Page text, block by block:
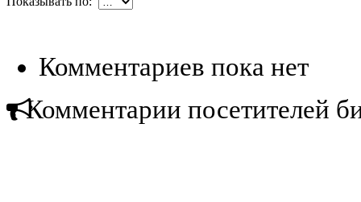
Комментариев пока нет
Комментарии посетителей